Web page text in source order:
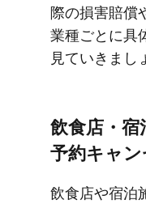
際の​​損害賠償
業種ごとに​​具
見ていきまし
飲食店・宿
予約キャ
飲食店や​​宿泊